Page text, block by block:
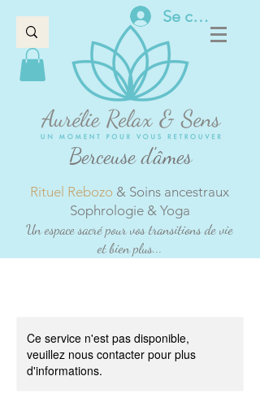
Se connecter
Berceuse d'âmes
Rituel Rebozo & Soins ancestraux
Sophrologie & Yoga
Un espace sacré pour vos transitions de vie
et bien plus...
Ce service n'est pas disponible,
veuillez nous contacter pour plus
d'informations.